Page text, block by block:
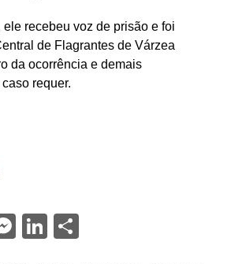
recebeu voz de prisão e foi
de Flagrantes de Várzea
da ocorrência e demais
requer.
Messenger
LinkedIn
Share